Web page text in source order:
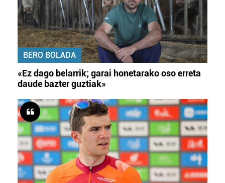
BERO BOLADA
«Ez dago belarrik; garai honetarako oso erreta
daude bazter guztiak»